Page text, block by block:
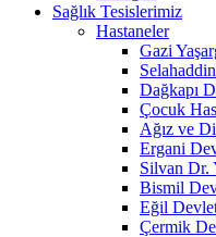
Sağlık Tesislerimiz
Hastaneler
Gazi
Dağkapı
Çocuk
Ağız ve
Ergani
Silvan Dr.
Bismil
Eğil
Çermik